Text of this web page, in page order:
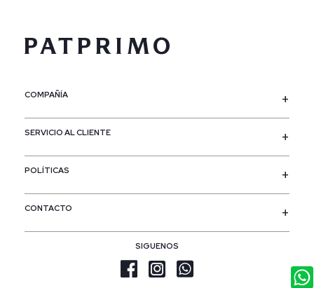
COMPAÑÍA
SERVICIO AL CLIENTE
POLÍTICAS
SIGUENOS
CONTACTO